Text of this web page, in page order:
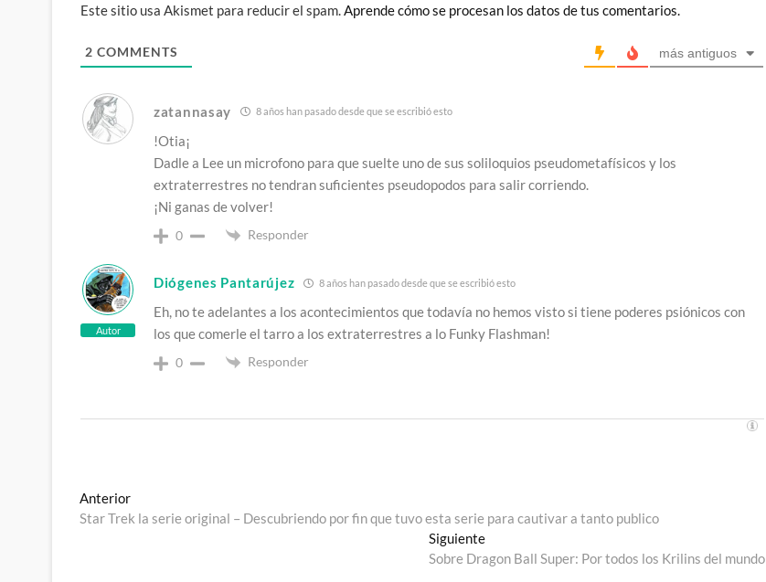
Este sitio usa Akismet para reducir el spam. Aprende cómo se procesan los datos de tus comentarios.
2 COMMENTS más antiguos
zatannasay 8 años han pasado desde que se escribió esto
!Otia¡
Dadle a Lee un microfono para que suelte uno de sus soliloquios pseudometafísicos y los
extraterrestres no tendran suficientes pseudopodos para salir corriendo.
¡Ni ganas de volver!
0 Responder
Autor
Diógenes Pantarújez 8 años han pasado desde que se escribió esto
Eh, no te adelantes a los acontecimientos que todavía no hemos visto si tiene poderes psiónicos con
los que comerle el tarro a los extraterrestres a lo Funky Flashman!
0 Responder
Navegación
de
AnteriorEntrada
anterior:
Star Trek la serie original – Descubriendo por fin que tuvo esta serie para cautivar a tanto publico
SiguienteEntrada
siguiente:
Sobre Dragon Ball Super: Por todos los Krilins del mundo